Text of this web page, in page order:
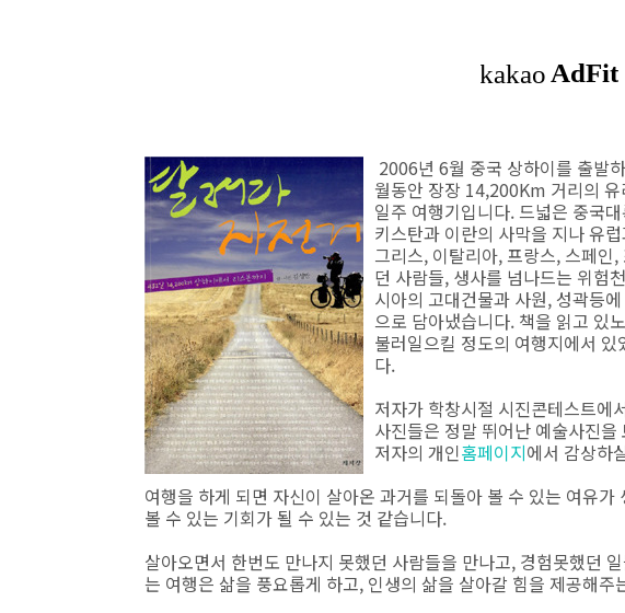
2006년 6월 중국 상하이를 출발
월동안 장장 14,200Km 거리의
일주 여행기입니다. 드넓은 중국
키스탄과 이란의 사막을 지나 유
그리스, 이탈리아, 프랑스, 스페
던 사람들, 생사를 넘나드는 위험
시아의 고대건물과 사원, 성곽등
으로 담아냈습니다. 책을 읽고 있
불러일으킬 정도의 여행지에서
다.
저자가 학창시절 시진콘테스트에
사진들은 정말 뛰어난 예술사진
저자의 개인홈페이지에서 감상하
여행을 하게 되면 자신이 살아온 과거를 되돌아 볼 수 있는 여유
볼 수 있는 기회가 될 수 있는 것 같습니다.
살아오면서 한번도 만나지 못했던 사람들을 만나고, 경험못했던
는 여행은 삶을 풍요롭게 하고, 인생의 삶을 살아갈 힘을 제공해주